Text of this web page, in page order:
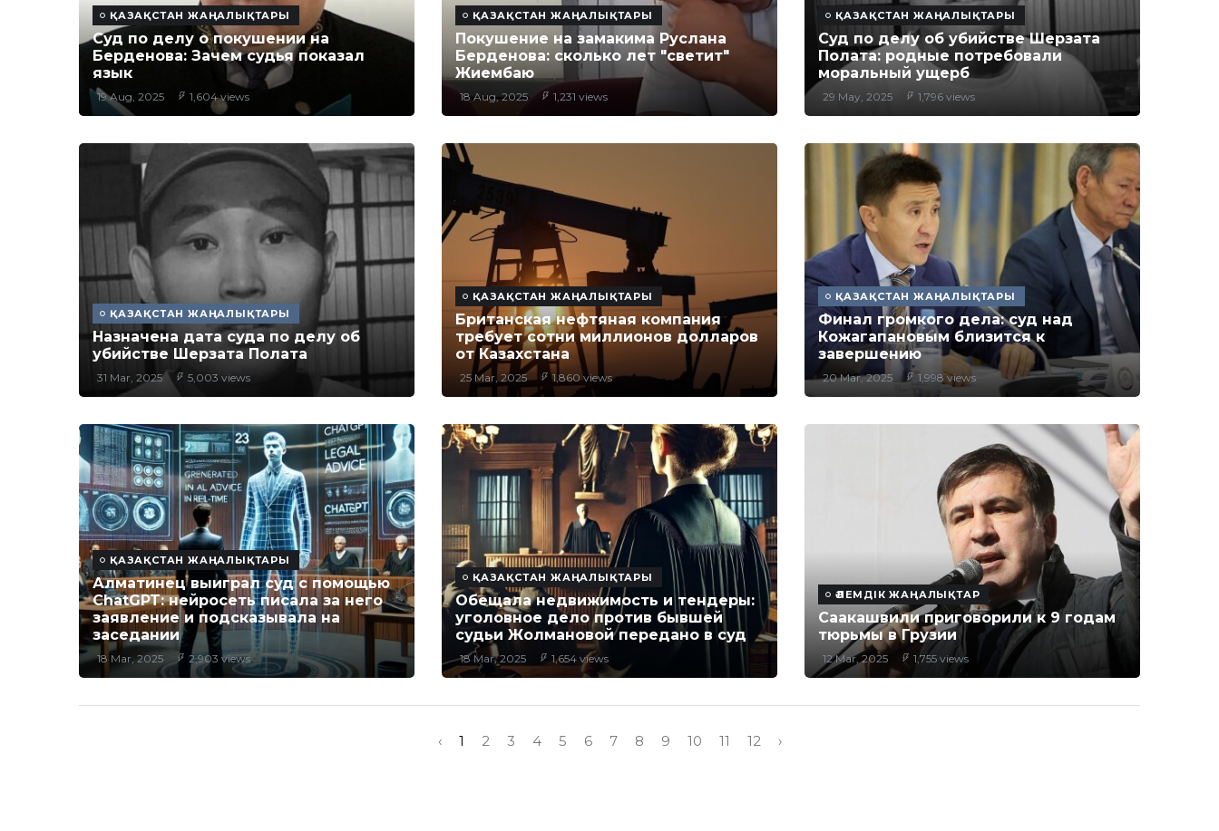
ҚАЗАҚСТАН ЖАҢАЛЫҚТАРЫ
Суд по делу о покушении на
Берденова: Зачем судья показал
язык
19 Aug, 2025 1,604 views
ҚАЗАҚСТАН ЖАҢАЛЫҚТАРЫ
Покушение на замакима Руслана
Берденова: сколько лет "светит"
Жиембаю
18 Aug, 2025 1,231 views
ҚАЗАҚСТАН ЖАҢАЛЫҚТАРЫ
Суд по делу об убийстве Шерзата
Полата: родные потребовали
моральный ущерб
29 May, 2025 1,796 views
ҚАЗАҚСТАН ЖАҢАЛЫҚТАРЫ
Назначена дата суда по делу об
убийстве Шерзата Полата
31 Mar, 2025 5,003 views
ҚАЗАҚСТАН ЖАҢАЛЫҚТАРЫ
Британская нефтяная компания
требует сотни миллионов долларов
от Казахстана
25 Mar, 2025 1,860 views
ҚАЗАҚСТАН ЖАҢАЛЫҚТАРЫ
Финал громкого дела: суд над
Кожагапановым близится к
завершению
20 Mar, 2025 1,998 views
ҚАЗАҚСТАН ЖАҢАЛЫҚТАРЫ
Алматинец выиграл суд с помощью
ChatGPT: нейросеть писала за него
заявление и подсказывала на
заседании
18 Mar, 2025 2,903 views
ҚАЗАҚСТАН ЖАҢАЛЫҚТАРЫ
Обещала недвижимость и тендеры:
уголовное дело против бывшей
судьи Жолмановой передано в суд
18 Mar, 2025 1,654 views
ӘЛЕМДІК ЖАҢАЛЫҚТАР
Саакашвили приговорили к 9 годам
тюрьмы в Грузии
12 Mar, 2025 1,755 views
‹ 1 2 3 4 5 6 7 8 9 10 11 12 ›